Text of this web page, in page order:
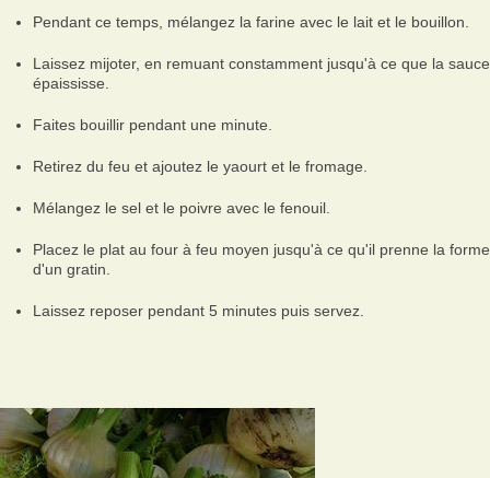
Pendant ce temps, mélangez la farine avec le lait et le bouillon.
Laissez mijoter, en remuant constamment jusqu'à ce que la sauce
épaississe.
Faites bouillir pendant une minute.
Retirez du feu et ajoutez le yaourt et le fromage.
Mélangez le sel et le poivre avec le fenouil.
Placez le plat au four à feu moyen jusqu'à ce qu'il prenne la forme
d'un gratin.
Laissez reposer pendant 5 minutes puis servez.